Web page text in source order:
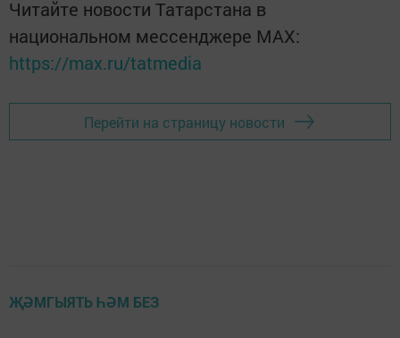
Читайте новости Татарстана в
национальном мессенджере MАХ:
https://max.ru/tatmedia
Перейти на страницу новости
ҖӘМГЫЯТЬ ҺӘМ БЕЗ